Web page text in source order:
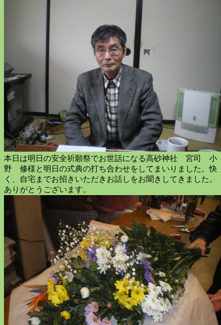
本日は明日の安全祈願祭でお世話になる高砂神社 宮司 小
野 修様と明日の式典の打ち合わせをしてまいりました。快
く、自宅までお招きいただきお話しをお聞きしてきました。
ありがとうございます。